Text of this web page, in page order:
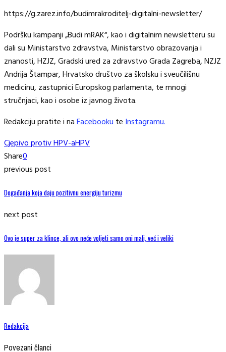
https://g.zarez.info/budimrakroditelj-digitalni-newsletter/
Podršku kampanji „Budi mRAK“, kao i digitalnim newsletteru su
dali su Ministarstvo zdravstva, Ministarstvo obrazovanja i
znanosti, HZJZ, Gradski ured za zdravstvo Grada Zagreba, NZJZ
Andrija Štampar, Hrvatsko društvo za školsku i sveučilišnu
medicinu, zastupnici Europskog parlamenta, te mnogi
stručnjaci, kao i osobe iz javnog života.
Redakciju pratite i naFacebookuteInstagramu.
Cjepivo protiv HPV-aHPV
Share0
previous post
Događanja koja daju pozitivnu energiju turizmu
next post
Ovo je super za klince, ali ovo neće voljeti samo oni mali, već i veliki
Redakcija
Povezani članci